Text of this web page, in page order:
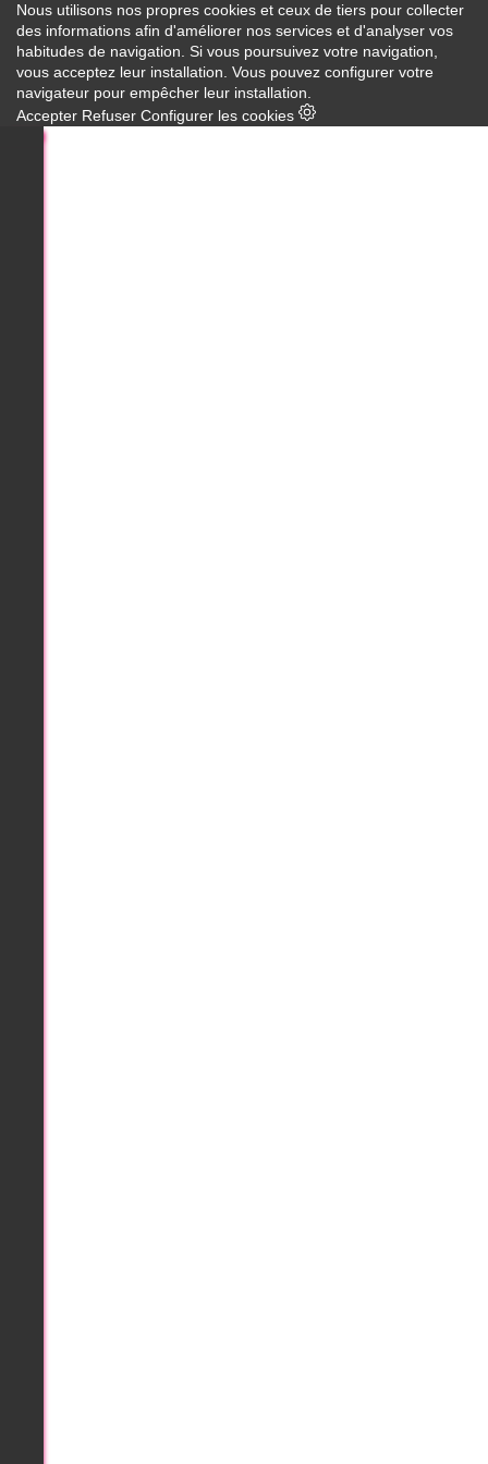
Nous utilisons nos propres cookies et ceux de tiers pour collecter
des informations afin d'améliorer nos services et d'analyser vos
habitudes de navigation. Si vous poursuivez votre navigation,
vous acceptez leur installation. Vous pouvez configurer votre
navigateur pour empêcher leur installation.
Accepter Refuser Configurer les cookies